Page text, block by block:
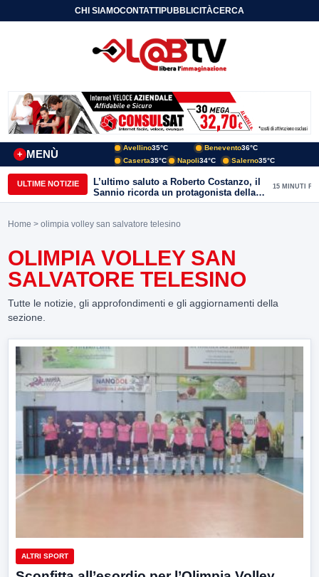
CHI SIAMOCONTATTIPUBBLICITÀCERCA
MENÙ
+
Avellino35°C Benevento36°C
Caserta35°C Napoli34°C Salerno35°C
ULTIME NOTIZIE
L’ultimo saluto a Roberto Costanzo, il
Sannio ricorda un protagonista della
politica e delle aree interne
15 MINUTI FA
Home > olimpia volley san salvatore telesino
OLIMPIA VOLLEY SAN
SALVATORE TELESINO
Tutte le notizie, gli approfondimenti e gli aggiornamenti della
sezione.
ALTRI SPORT